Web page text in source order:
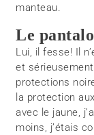
manteau.
Le
Lui, il fesse! Il
et
protections
la protection
avec le jaune,
moins, j’étais